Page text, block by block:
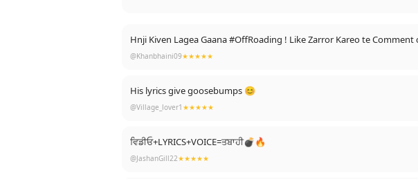
Hnji Kiven Lagea Gaana #OffRoading ! Like Zarror Kareo te
@Khanbhaini09★★★★★
His lyrics give goosebumps 😊
@Village_lover1 ★★★★★
ਵਿਡੀਓ+LYRICS+VOICE=ਤਬਾਹੀ💣🔥
@JashanGill22★★★★★